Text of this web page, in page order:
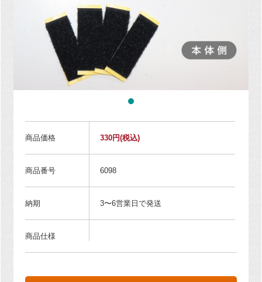
商品価格 330円(税込)
商品番号 6098
納期 3〜6営業日で発送
商品仕様